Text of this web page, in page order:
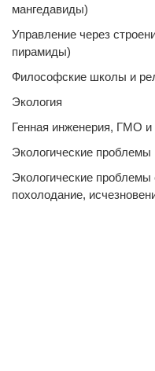
мангедавиды)
Управление через
пирамиды)
Философские школы и
Экология
Генная инженерия, ГМО и
Экологические проблемы
Экологические проблемы
похолодание,